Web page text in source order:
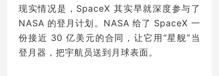
现实情况是，SpaceX 其实早就深度参与了
NASA 的登月计划。NASA 给了 SpaceX 一
份接近 30 亿美元的合同，让它用“星舰”当
登月器，把宇航员送到月球表面。